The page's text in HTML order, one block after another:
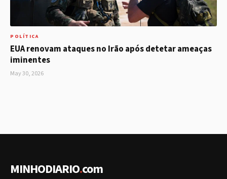
POLÍTICA
EUA renovam ataques no Irão após detetar ameaças
iminentes
May 30, 2026
MINHODIARIO.com